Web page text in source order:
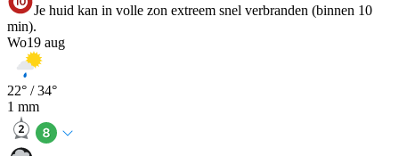
Je huid kan in volle zon extreem snel verbranden (binnen 10
min).
Wo19 aug
22° /34°
1 mm